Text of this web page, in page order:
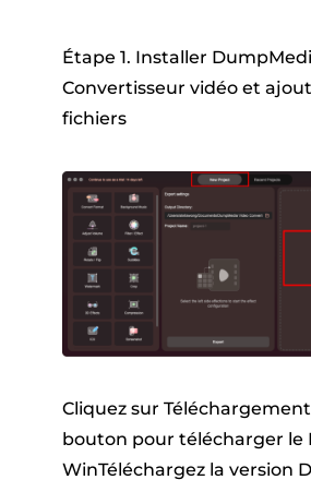
Étape 1. Installer
Convertisseur vidéo et
fichiers
Cliquez sur
bouton pour télécharger le
WinTéléchargez la version